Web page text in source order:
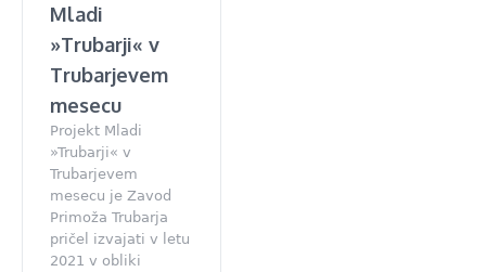
Mladi
»Trubarji« v
Trubarjevem
mesecu
Projekt Mladi
»Trubarji« v
Trubarjevem
mesecu je Zavod
Primoža Trubarja
pričel izvajati v letu
2021 v obliki